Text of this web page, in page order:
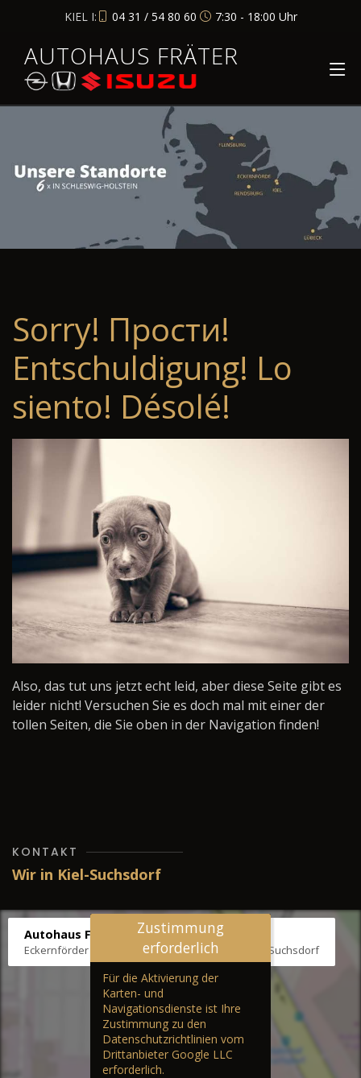
KIEL I: 04 31 / 54 80 60 7:30 - 18:00 Uhr
AUTOHAUS FRÄTER
Sorry! Прости!
Entschuldigung! Lo
siento! Désolé!
Also, das tut uns jetzt echt leid, aber diese Seite gibt es
leider nicht! Versuchen Sie es doch mal mit einer der
tollen Seiten, die Sie oben in der Navigation finden!
KONTAKT
Wir in Kiel-Suchsdorf
Autohaus Fräter
Eckernförder Str. /Klausbrooker Weg 1, 24107 Kiel-Suchsdorf
Zustimmung
erforderlich
Für die Aktivierung der
Karten- und
Navigationsdienste ist Ihre
Zustimmung zu den
Datenschutzrichtlinien vom
Drittanbieter Google LLC
erforderlich.